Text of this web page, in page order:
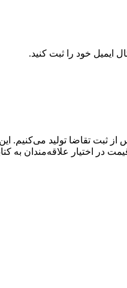
ایمیل خود را ثبت کنید.
ثبت تقاضا تولید می‌کنیم.
در اختیار علاقه‌مندان به